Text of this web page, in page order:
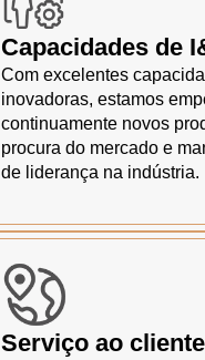
Capacidades de
Com excelentes
inovadoras, estamos
continuamente novos
procura do mercado e
de liderança na indústria.
Serviço ao cliente